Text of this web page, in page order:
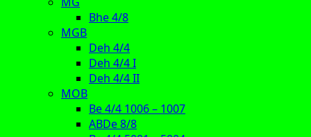
Bhe 4/8
MGB
Deh 4/4
Deh 4/4 I
Deh 4/4 II
MOB
Be 4/4 1006 – 1007
ABDe 8/8